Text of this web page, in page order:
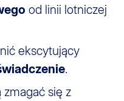
od linii lotniczej
ekscytujący
.
zmagać się z